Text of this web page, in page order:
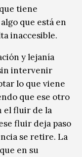
tiene
que está en
inaccesible.
y lejanía
intervenir
lo que viene
que ese otro
el fluir de la
fluir deja paso
se retire. La
en su